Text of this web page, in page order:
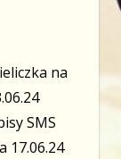
na
SMS
17.06.24